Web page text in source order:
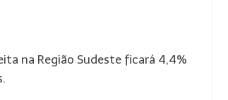
na Região Sudeste ficará 4,4%